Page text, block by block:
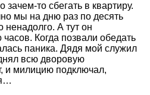
зачем-то сбегать в квартиру.
мы на дню раз по десять
ненадолго. А тут он
часов. Когда позвали обедать
паника. Дядя мой служил
всю дворовую
и милицию подключал,